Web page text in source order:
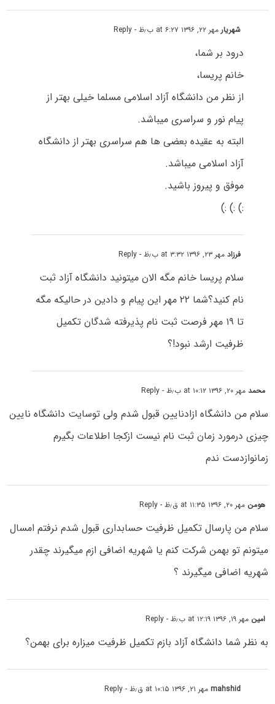
شهریارمهر ۲۲, ۱۳۹۶ at ۶:۲۷ ب٫ظ - Reply
درود بر شما،
خانم پریسا،
از نظر من دانشگاه آزاد اسلامی مسلما خیلی بهتر از
پیام نور و سراسری میباشد.
البته به عقیده بعضی ها هم سراسری بهتر از دانشگاه
آزاد اسلامی میباشد.
موفق و پیروز باشید.
:) :) :)
فرزادمهر ۲۳, ۱۳۹۶ at ۳:۳۲ ب٫ظ - Reply
سلام پریسا خانم مگه الان میتونید دانشگاه آزاد ثبت
نام کنید؟شما ۲۲ مهر این پیام و دادین در حالیکه مگه
تا ۱۹ مهر فرصت ثبت نام پذیرفته شدگان تکمیل
ظرفیت ارشد نبود!؟
محمدمهر ۲۰, ۱۳۹۶ at ۱۰:۱۲ ب٫ظ - Reply
سلام من دانشگاه ازادنایین قبول شدم ولی توسایت دانشگاه نایین
چیزی درمورد زمان ثبت نام نیست ازکجا اطلاعات بگیرم
زمانوازدست ندم
هومن مهر ۲۰, ۱۳۹۶ at ۱۱:۳۵ ق٫ظ - Reply
سلام من پارسال تکمیل ظرفیت حسابداری قبول شدم نرفتم امسال
میتونم تو بهمن شرکت کنم یا شهریه اضافی ازم میگیرند چقدر
شهریه اضافی میگیرند ؟
امین مهر ۱۹, ۱۳۹۶ at ۱۲:۱۹ ب٫ظ - Reply
به نظر شما دانشگاه آزاد بازم تکمیل ظرفیت میزاره برای بهمن؟
mahshidمهر ۲۱, ۱۳۹۶ at ۱۰:۱۵ ق٫ظ - Reply